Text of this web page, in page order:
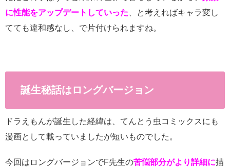
に性能をアップデートしていった 、と考えればキャラ変し
てても違和感なし、で片付けられますね。
誕生秘話はロングバージョン
ドラえもんが誕生した経緯は、てんとう虫コミックスにも
漫画として載っていましたが短いものでした。
今回はロングバージョンでF先生の苦悩部分がより詳細に描